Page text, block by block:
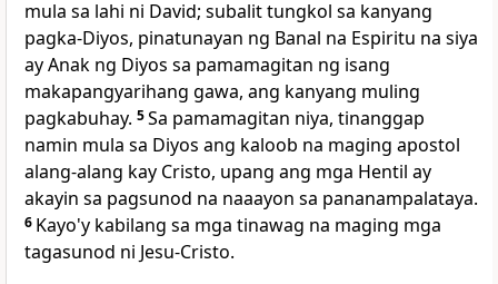
mula sa lahi ni David; subalit tungkol sa kanyang
pagka-Diyos, pinatunayan ng Banal na Espiritu na siya
ay Anak ng Diyos sa pamamagitan ng isang
makapangyarihang gawa, ang kanyang muling
pagkabuhay. 5Sa pamamagitan niya, tinanggap
namin mula sa Diyos ang kaloob na maging apostol
alang-alang kay Cristo, upang ang mga Hentil ay
akayin sa pagsunod na naaayon sa pananampalataya.
6 Kayo'y kabilang sa mga tinawag na maging mga
tagasunod ni Jesu-Cristo.